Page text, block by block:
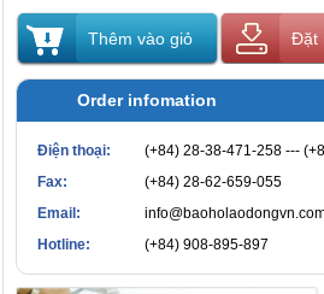
Thêm vào giỏ Đặt
Order infomation
Điện thoại:
(+84) 28-38-471-258 ---
Fax:
(+84) 28-62-659-055
Email:
Hotline:
(+84) 908-895-897